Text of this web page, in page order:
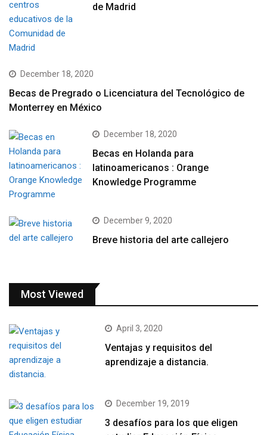
de Madrid
December 18, 2020
Becas de Pregrado o Licenciatura del Tecnológico de
Monterrey en México
December 18, 2020
Becas en Holanda para
latinoamericanos : Orange
Knowledge Programme
December 9, 2020
Breve historia del arte callejero
Most Viewed
April 3, 2020
Ventajas y requisitos del
aprendizaje a distancia.
December 19, 2019
3 desafíos para los que eligen